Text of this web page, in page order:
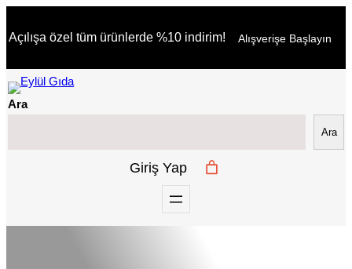
geç
Açılışa özel tüm ürünlerde %10 indirim! Alışverişe Başlayın
Ara
Ara
Giriş Yap